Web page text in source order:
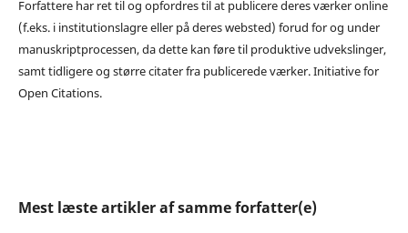
Forfattere har ret til og opfordres til at publicere deres værker online
(f.eks. i institutionslagre eller på deres websted) forud for og under
manuskriptprocessen, da dette kan føre til produktive udvekslinger,
samt tidligere og større citater fra publicerede værker. Initiative for
Open Citations.
Mest læste artikler af samme forfatter(e)